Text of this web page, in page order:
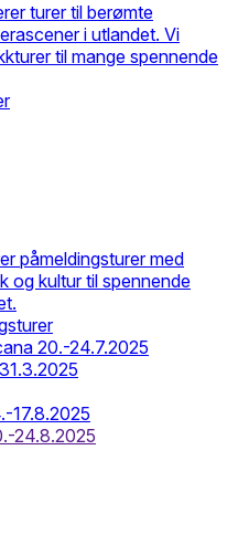
turer til berømte
i utlandet. Vi
til mange spennende
påmeldingsturer med
og kultur til spennende
20.-24.7.2025
17.8.2025
24.8.2025